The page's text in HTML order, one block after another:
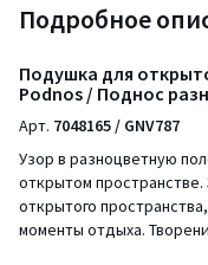
Подробное
Подушка для
Podnos / Поднос
Арт. 7048165 / GNV787
Узор в разноцветную
открытом
открытого
моменты отдыха.